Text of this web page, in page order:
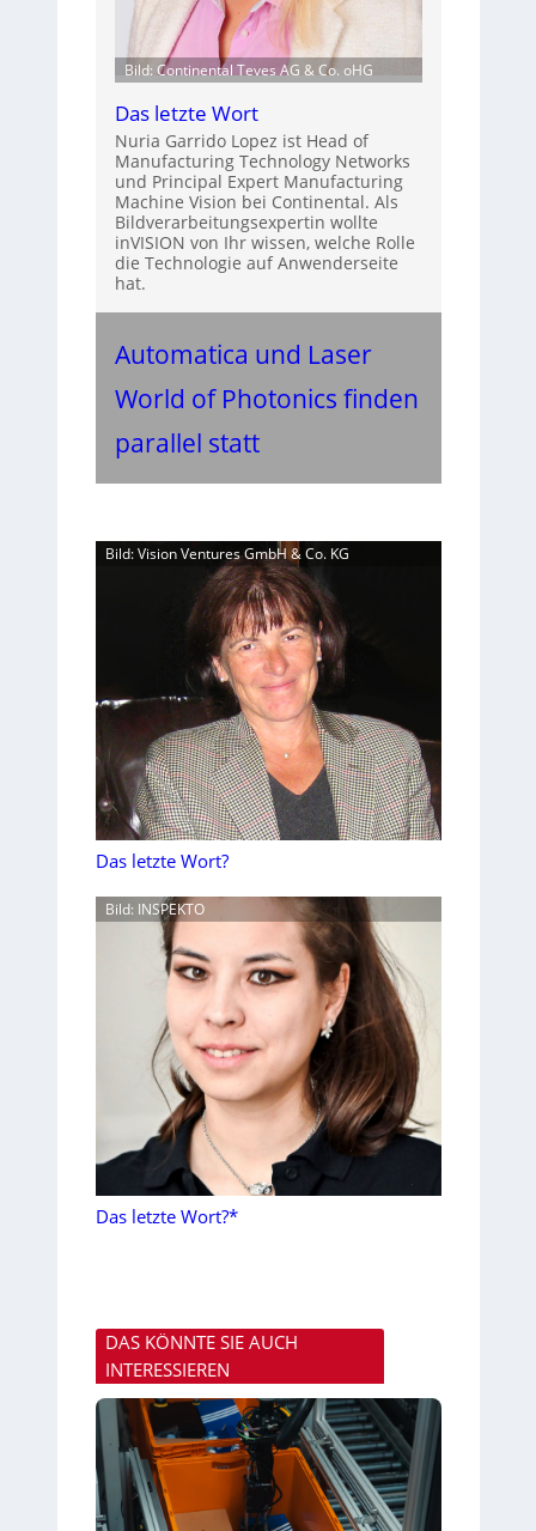
Bild: Continental Teves AG & Co. oHG
Das letzte Wort
Nuria Garrido Lopez ist Head of
Manufacturing Technology Networks
und Principal Expert Manufacturing
Machine Vision bei Continental. Als
Bildverarbeitungsexpertin wollte
inVISION von Ihr wissen, welche Rolle
die Technologie auf Anwenderseite
hat.
Automatica und Laser
World of Photonics finden
parallel statt
Bild: Vision Ventures GmbH & Co. KG
Das letzte Wort?
Bild: INSPEKTO
Das letzte Wort?*
DAS KÖNNTE SIE AUCH
INTERESSIEREN